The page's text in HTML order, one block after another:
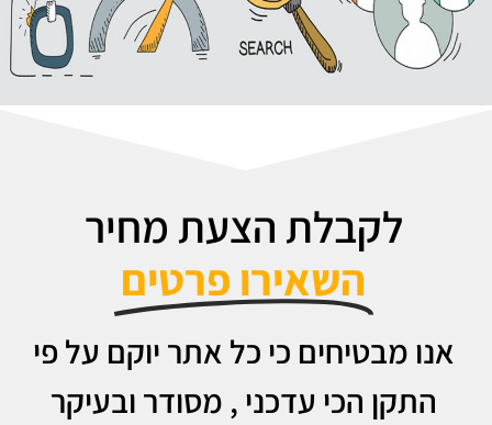
לקבלת הצעת מחיר
השאירו פרטים
אנו מבטיחים כי כל אתר יוקם על פי
התקן הכי עדכני , מסודר ובעיקר